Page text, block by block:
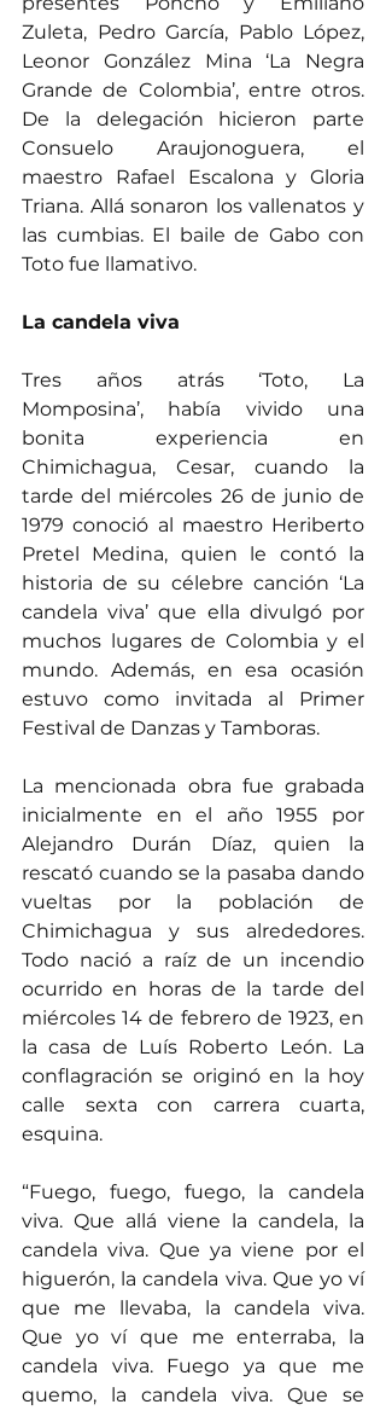
Zuleta, Pedro García, Pablo López,
Leonor González Mina ‘La Negra
Grande de Colombia’, entre otros.
De la delegación hicieron parte
Consuelo Araujonoguera, el
maestro Rafael Escalona y Gloria
Triana. Allá sonaron los vallenatos y
las cumbias. El baile de Gabo con
Toto fue llamativo.
La candela viva
Tres años atrás ‘Toto, La
Momposina’, había vivido una
bonita experiencia en
Chimichagua, Cesar, cuando la
tarde del miércoles 26 de junio de
1979 conoció al maestro Heriberto
Pretel Medina, quien le contó la
historia de su célebre canción ‘La
candela viva’ que ella divulgó por
muchos lugares de Colombia y el
mundo. Además, en esa ocasión
estuvo como invitada al Primer
Festival de Danzas y Tamboras.
La mencionada obra fue grabada
inicialmente en el año 1955 por
Alejandro Durán Díaz, quien la
rescató cuando se la pasaba dando
vueltas por la población de
Chimichagua y sus alrededores.
Todo nació a raíz de un incendio
ocurrido en horas de la tarde del
miércoles 14 de febrero de 1923, en
la casa de Luís Roberto León. La
conflagración se originó en la hoy
calle sexta con carrera cuarta,
esquina.
“Fuego, fuego, fuego, la candela
viva. Que allá viene la candela, la
candela viva. Que ya viene por el
higuerón, la candela viva. Que yo ví
que me llevaba, la candela viva.
Que yo ví que me enterraba, la
candela viva. Fuego ya que me
quemo, la candela viva. Que se